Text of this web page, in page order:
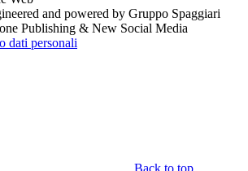
and powered by Gruppo Spaggiari
Publishing & New Social Media
dati personali